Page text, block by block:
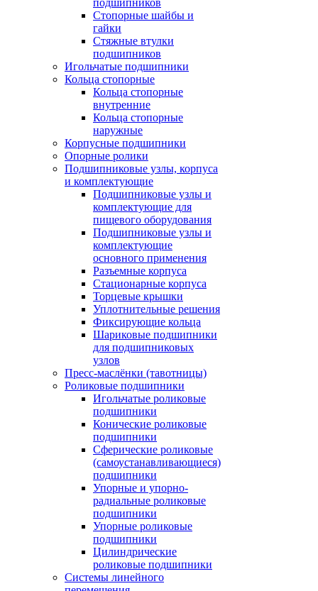
подшипников
Стопорные шайбы и
гайки
Стяжные втулки
подшипников
Игольчатые подшипники
Кольца стопорные
Кольца стопорные
внутренние
Кольца стопорные
наружные
Корпусные подшипники
Опорные ролики
Подшипниковые узлы, корпуса
и комплектующие
Подшипниковые узлы и
комплектующие для
пищевого оборудования
Подшипниковые узлы и
комплектующие
основного применения
Разъемные корпуса
Стационарные корпуса
Торцевые крышки
Уплотнительные решения
Фиксирующие кольца
Шариковые подшипники
для подшипниковых
узлов
Пресс-маслёнки (тавотницы)
Роликовые подшипники
Игольчатые роликовые
подшипники
Конические роликовые
подшипники
Сферические роликовые
(самоустанавливающиеся)
подшипники
Упорные и упорно-
радиальные роликовые
подшипники
Упорные роликовые
подшипники
Цилиндрические
роликовые подшипники
Системы линейного